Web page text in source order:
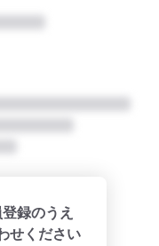
録のうえ
せください